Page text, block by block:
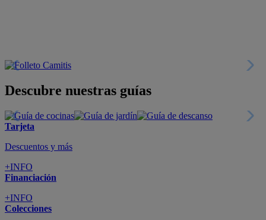
Descubre nuestras guías
Tarjeta
Descuentos y más
+INFO
Financiación
+INFO
Colecciones